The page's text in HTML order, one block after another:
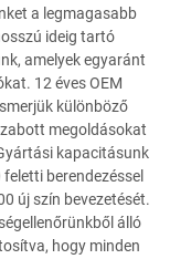
a legmagasabb
ideig tartó
amelyek egyaránt
12 éves OEM
különböző
megoldásokat
kapacitásunk
berendezéssel
új szín bevezetését.
álló
hogy minden